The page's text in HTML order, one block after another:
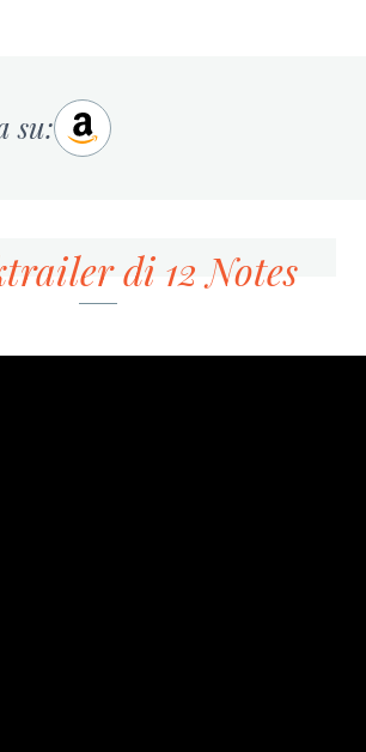
su:
di 12 Notes